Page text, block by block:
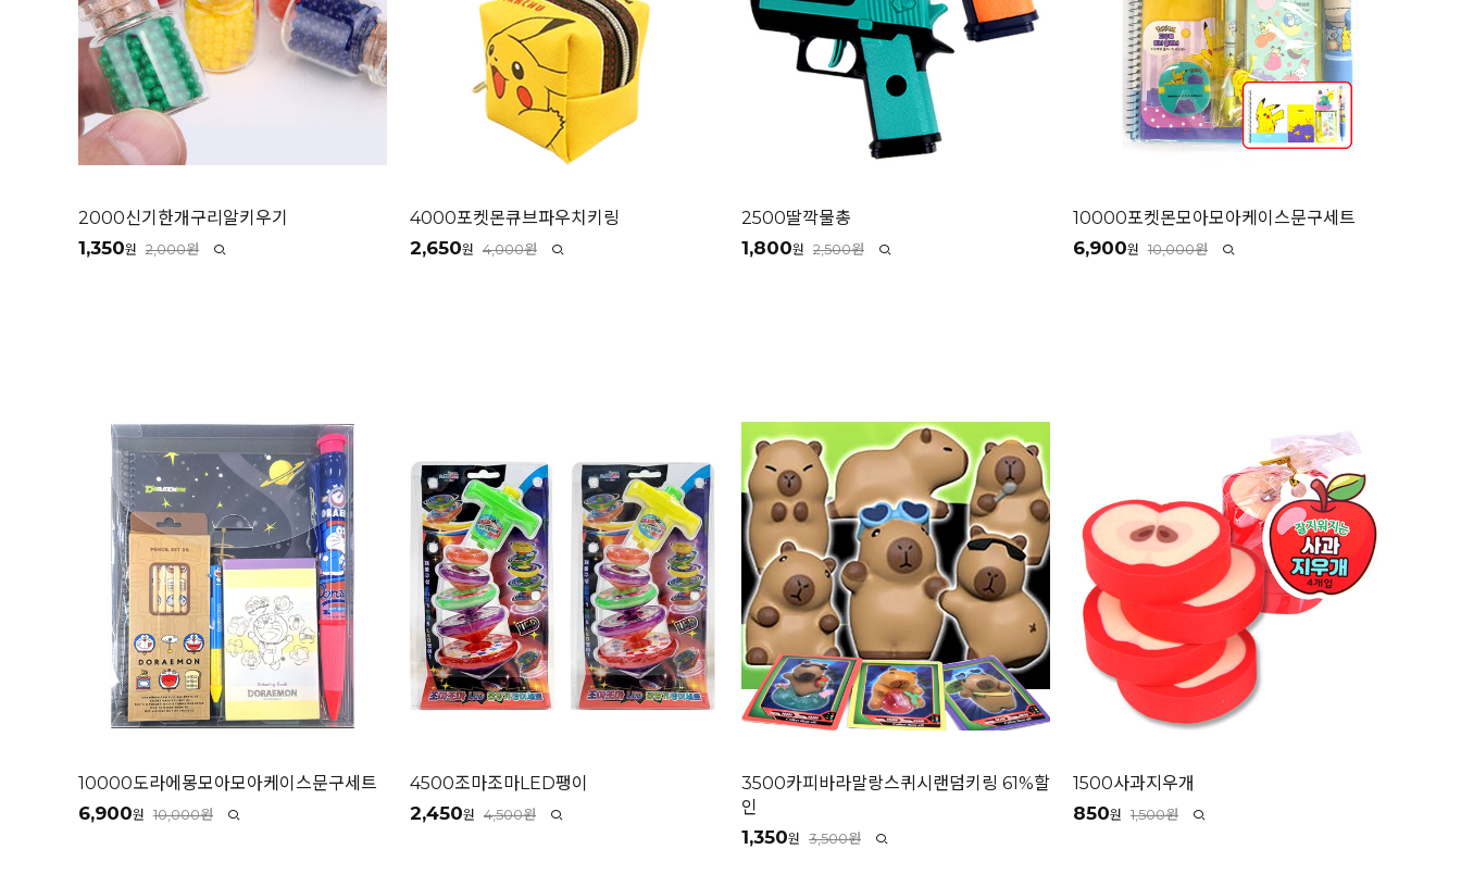
2000신기한개구리알키우기
1,350원 2,000원
4000포켓몬큐브파우치키링
2,650원 4,000원
2500딸깍물총
1,800원 2,500원
10000포켓몬모아모아케이스문구세트
6,900원 10,000원
10000도라에몽모아모아케이스문구세트
6,900원 10,000원
4500조마조마LED팽이
2,450원 4,500원
3500카피바라말랑스퀴시랜덤키링 61%할
인
1,350원 3,500원
1500사과지우개
850원 1,500원